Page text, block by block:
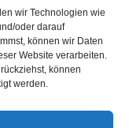
wir Technologien wie
oder darauf
können wir Daten
Website verarbeiten.
können
werden.